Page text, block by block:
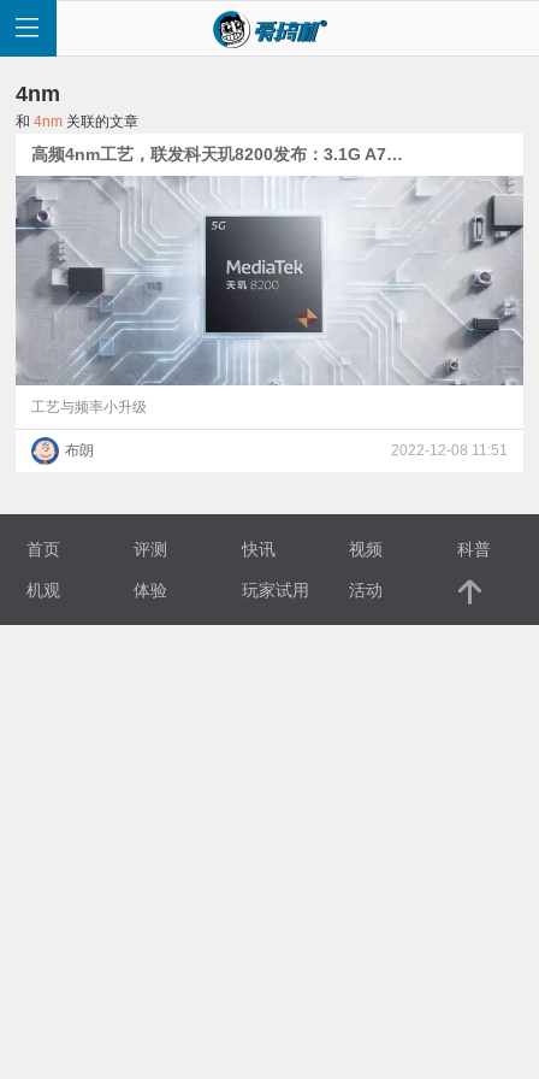
首
快
讯
评
测
视
4nm
和4nm 关联的文章
高频4nm工艺，联发科天玑8200发布：3.1G A78与更强外围
工艺与频率小升级
布朗 2022-12-08 11:51
首页 评测 快讯 视频 科普
机观 体验 玩家试用 活动